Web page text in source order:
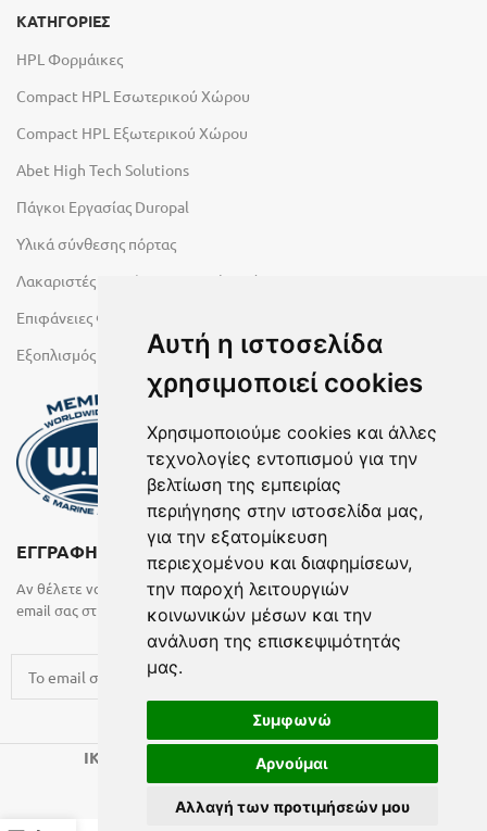
Αυτή η ιστοσελίδα
χρησιμοποιεί cookies
Χρησιμοποιούμε cookies και άλλες
τεχνολογίες εντοπισμού για την
βελτίωση της εμπειρίας
περιήγησης στην ιστοσελίδα μας,
για την εξατομίκευση
περιεχομένου και διαφημίσεων,
την παροχή λειτουργιών
κοινωνικών μέσων και την
ανάλυση της επισκεψιμότητάς
μας.
Συμφωνώ
Αρνούμαι
Αλλαγή των προτιμήσεών μου
ΚΑΤΗΓΟΡΙΕΣ
HPL Φορμάικες
Compact HPL Εσωτερικού Χώρου
Compact HPL Εξωτερικού Χώρου
Abet High Tech Solutions
Πάγκοι Εργασίας Duropal
Υλικά σύνθεσης πόρτας
Λακαριστές επιφάνειες Primeboard
Επιφάνειες Φυσικών Πετρωμάτων
Εξοπλισμός Υγρών Χώρων
ΕΓΓΡΑΦΗ ΣΤΟ NEWSLETTER
Αν θέλετε να λαμβάνετε ενημερωτικά email συμπληρώστε το
email σας στην παρακάτω φόρμα
IK KATSARAS 2024 CREATED BY
Όροι Χρήσης| ΓΕΜΗ: 7198701000